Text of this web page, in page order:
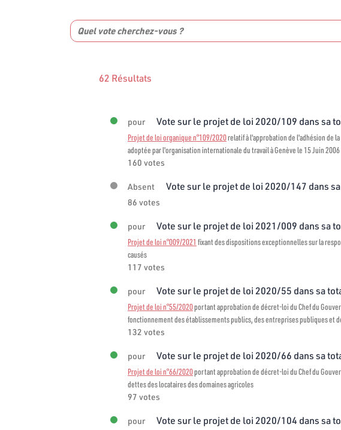
62 Résultats
pour Vote sur le projet de loi 2020/109 dans sa
Projet de loi organique n°109/2020relatif à l'approbation de l'adhésion de
adoptée par l'organisation internationale du travail à Genève le 15 Juin 2006
160 votes
Absent Vote sur le projet de loi 2020/147 dans
86 votes
pour Vote sur le projet de loi 2021/009 dans sa
Projet de loi n°009/2021 fixant des dispositions exceptionnelles sur la
causés
117 votes
pour Vote sur le projet de loi 2020/55 dans sa
Projet de loi n°55/2020portant approbation de décret-loi du Chef du
fonctionnement des établissements publics, des entreprises publiques et
132 votes
pour Vote sur le projet de loi 2020/66 dans sa
Projet de loi n°66/2020portant approbation de décret-loi du Chef du
dettes des locataires des domaines agricoles
97 votes
pour Vote sur le projet de loi 2020/104 dans sa